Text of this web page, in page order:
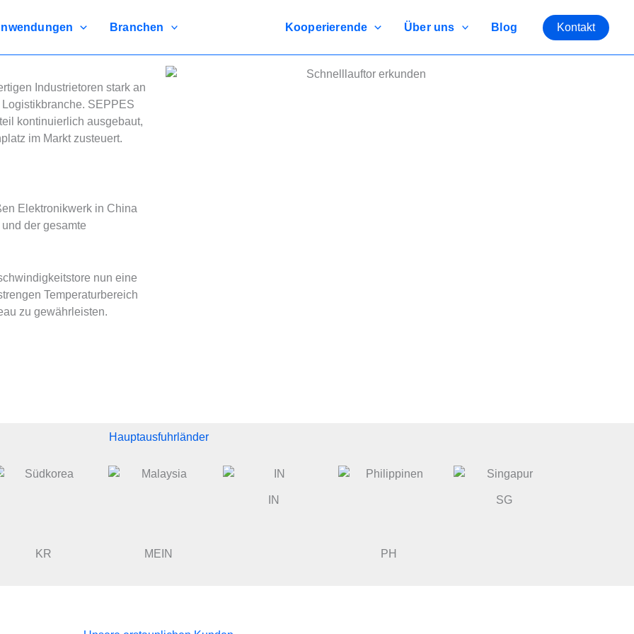
Branchen Kooperierende Über uns Blog Kontakt
Industrietoren stark an
SEPPES
kontinuierlich ausgebaut,
im Markt zusteuert.
Elektronikwerk in China
der gesamte
nun eine
Temperaturbereich
zu gewährleisten.
Hauptausfuhrländer
KR MEIN
IN
PH
SG